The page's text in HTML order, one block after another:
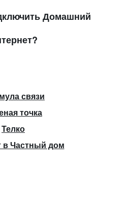
Домашний
связи
точка
Телко
в Частный дом